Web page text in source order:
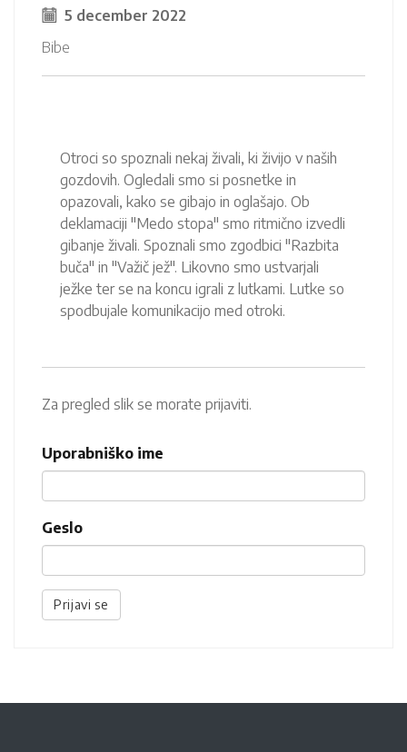
5 december 2022
Bibe
Otroci so spoznali nekaj živali, ki živijo v naših
gozdovih. Ogledali smo si posnetke in
opazovali, kako se gibajo in oglašajo. Ob
deklamaciji "Medo stopa" smo ritmično izvedli
gibanje živali. Spoznali smo zgodbici "Razbita
buča" in "Važič jež". Likovno smo ustvarjali
ježke ter se na koncu igrali z lutkami. Lutke so
spodbujale komunikacijo med otroki.
Za pregled slik se morate prijaviti.
Uporabniško ime
Geslo
Prijavi se